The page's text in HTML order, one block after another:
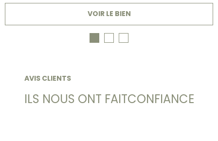
VOIR LE BIEN
AVIS CLIENTS
ILS NOUS ONT FAITCONFIANCE